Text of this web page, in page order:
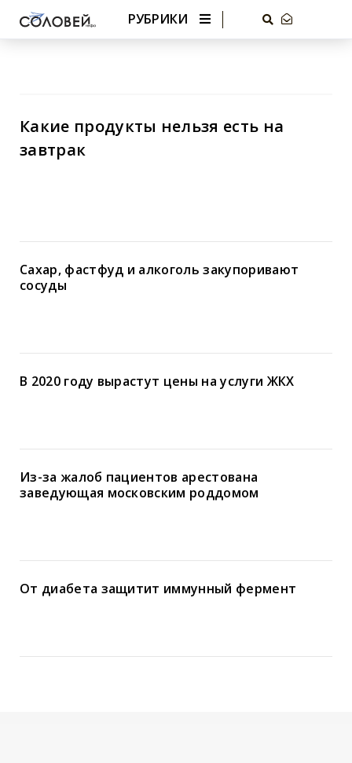
РУБРИКИ
Какие продукты нельзя есть на
завтрак
Сахар, фастфуд и алкоголь закупоривают
сосуды
В 2020 году вырастут цены на услуги ЖКХ
Из-за жалоб пациентов арестована
заведующая московским роддомом
От диабета защитит иммунный фермент